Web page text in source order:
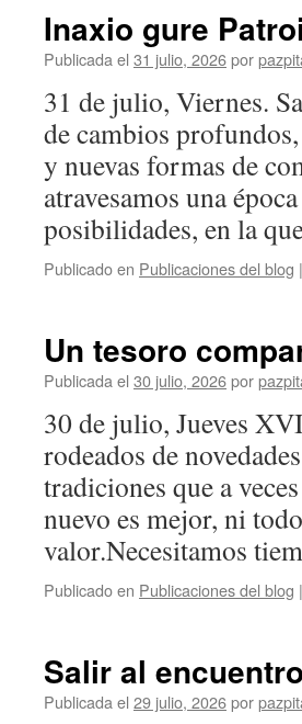
Inaxio gure
Publicada el 31 julio, 2026por
31 de julio, Viernes.
de cambios
y nuevas formas de
atravesamos una
posibilidades, en la
Publicado en Publicaciones del blog |
Un tesoro
Publicada el 30 julio, 2026por
30 de julio, Jueves
rodeados de
tradiciones que a
nuevo es mejor, ni
valor.Necesitamos
Publicado en Publicaciones del blog |
Salir al encuentro
Publicada el 29 julio, 2026por